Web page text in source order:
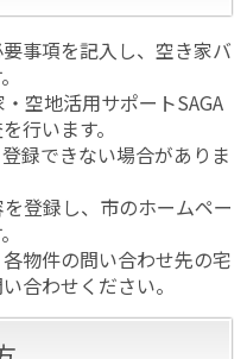
事項を記入し、空き家バ
空地活用サポートSAGA
行います。
録できない場合がありま
登録し、市のホームペー
物件の問い合わせ先の宅
合わせください。